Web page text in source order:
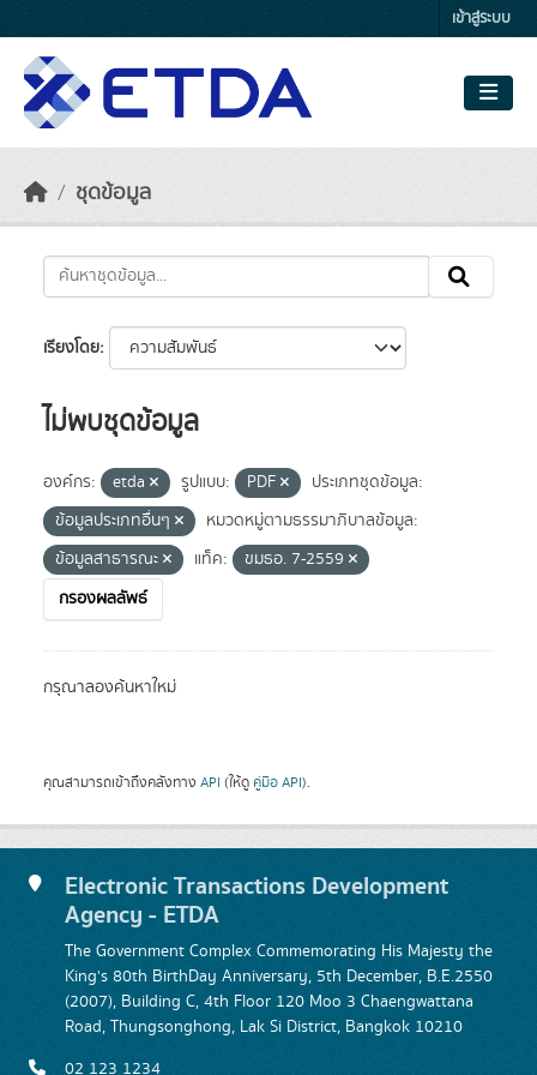
เข้าสู่ระบบ
ชุดข้อมูล
เรียงโดย
ไม่พบชุดข้อมูล
องค์กร: etda รูปแบบ: PDF
ประเภทชุดข้อมูล:
ข้อมูลประเภทอื่นๆ
หมวดหมู่ตามธรรมาภิบาลข้อมูล:
ข้อมูลสาธารณะ
แท็ค:
ขมธอ. 7-2559
กรองผลลัพธ์
กรุณาลองค้นหาใหม่
คุณสามารถเข้าถึงคลังทาง API (ให้ดู คู่มือ API).
Electronic Transactions Development
Agency - ETDA
The Government Complex Commemorating His Majesty the
King's 80th BirthDay Anniversary, 5th December, B.E.2550
(2007), Building C, 4th Floor 120 Moo 3 Chaengwattana
Road, Thungsonghong, Lak Si District, Bangkok 10210
02 123 1234